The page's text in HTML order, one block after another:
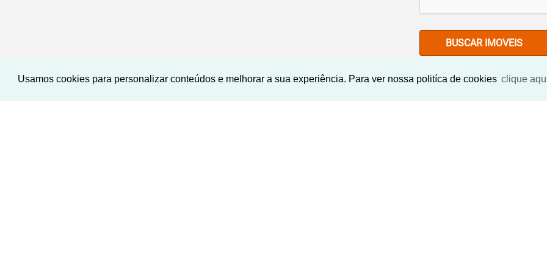
Usamos cookies para personalizar conteúdos e melhorar a sua experiência. Para ver nossa politíca de cookies clique
BUSCAR IMOVEIS